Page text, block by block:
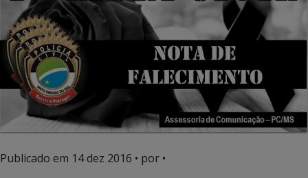
Publicado em 14 dez 2016 • por •